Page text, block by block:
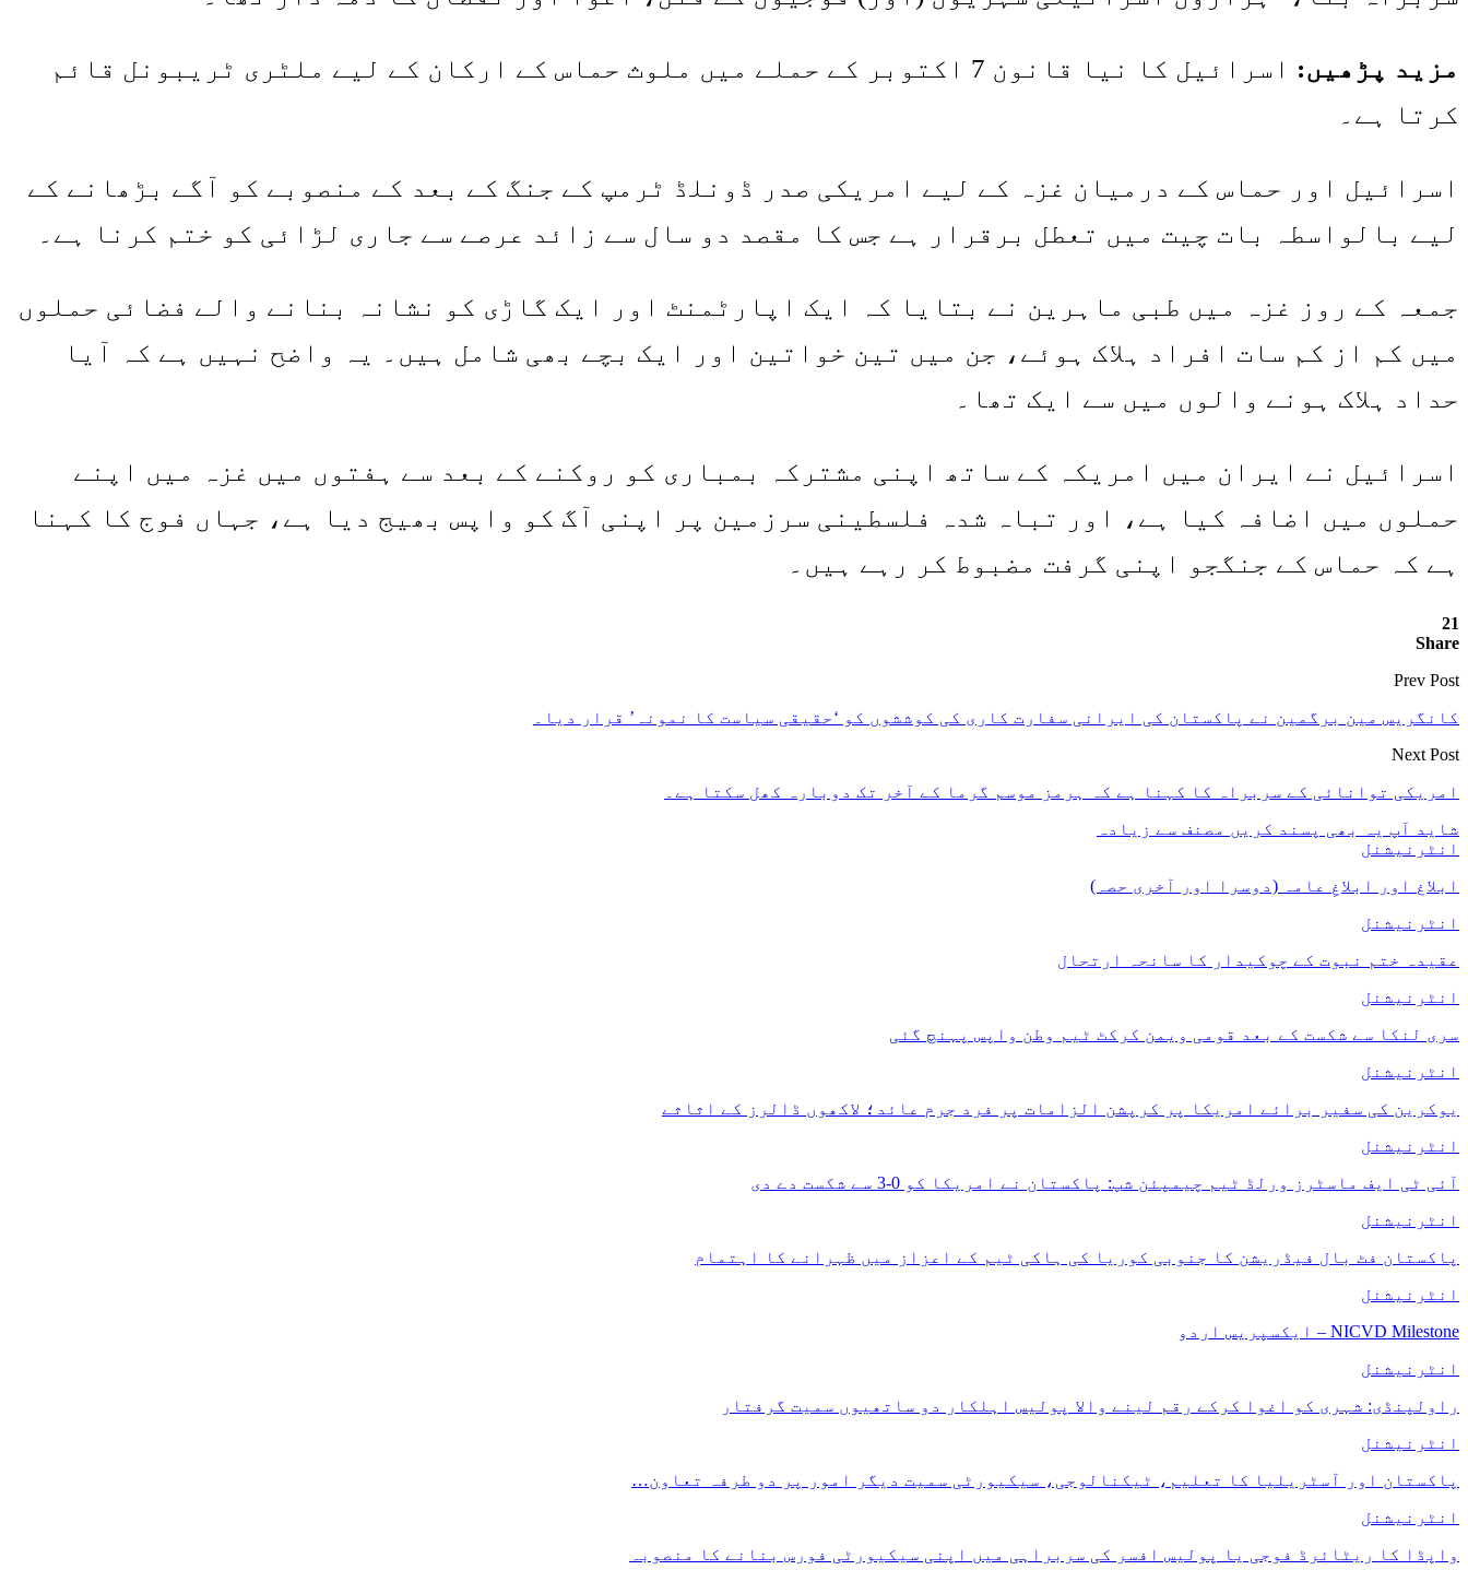
مزید پڑھیں:
اسرائیل کا نیا قانون 7 اکتوبر کے حملے میں ملوث حماس کے ارکان کے لیے ملٹری ٹریبونل قائم
کرتا ہے۔
اسرائیل اور حماس کے درمیان غزہ کے لیے امریکی صدر ڈونلڈ ٹرمپ کے جنگ کے بعد کے منصوبے کو آگے بڑھانے کے
لیے بالواسطہ بات چیت میں تعطل برقرار ہے جس کا مقصد دو سال سے زائد عرصے سے جاری لڑائی کو ختم کرنا ہے۔
جمعہ کے روز غزہ میں طبی ماہرین نے بتایا کہ ایک اپارٹمنٹ اور ایک گاڑی کو نشانہ بنانے والے فضائی حملوں
میں کم از کم سات افراد ہلاک ہوئے، جن میں تین خواتین اور ایک بچے بھی شامل ہیں۔ یہ واضح نہیں ہے کہ آیا
حداد ہلاک ہونے والوں میں سے ایک تھا۔
اسرائیل نے ایران میں امریکہ کے ساتھ اپنی مشترکہ بمباری کو روکنے کے بعد سے ہفتوں میں غزہ میں اپنے
حملوں میں اضافہ کیا ہے، اور تباہ شدہ فلسطینی سرزمین پر اپنی آگ کو واپس بھیج دیا ہے، جہاں فوج کا کہنا
ہے کہ حماس کے جنگجو اپنی گرفت مضبوط کر رہے ہیں۔
21
Share
Prev Post
کانگریس مین برگمین نے پاکستان کی ایرانی سفارت کاری کی کوششوں کو ‘حقیقی سیاست کا نمونہ’ قرار دیا۔
Next Post
امریکی توانائی کے سربراہ کا کہنا ہے کہ ہرمز موسم گرما کے آخر تک دوبارہ کھل سکتا ہے۔
شاید آپ یہ بھی پسند کریں مصنف سے زیادہ
انٹرنیشنل
ابلاغ اور ابلاغِ عامہ (دوسرا اور آخری حصہ)
انٹرنیشنل
عقیدہ ختم نبوت کے چوکیدار کا سانحہ ارتحال
انٹرنیشنل
سری لنکا سے شکست کے بعد قومی ویمن کرکٹ ٹیم وطن واپس پہنچ گئی
انٹرنیشنل
یوکرین کی سفیر برائے امریکا پر کرپشن الزامات پر فرد جرم عائد؛ لاکھوں ڈالرز کے اثاثے
انٹرنیشنل
آئی ٹی ایف ماسٹرز ورلڈ ٹیم چیمپئن شپ: پاکستان نے امریکا کو 0-3 سے شکست دے دی
انٹرنیشنل
پاکستان فٹ بال فیڈریشن کا جنوبی کوریا کی ہاکی ٹیم کے اعزاز میں ظہرانے کا اہتمام
انٹرنیشنل
NICVD Milestone – ایکسپریس اردو
انٹرنیشنل
راولپنڈی: شہری کو اغوا کرکے رقم لینے والا پولیس اہلکار دو ساتھیوں سمیت گرفتار
انٹرنیشنل
پاکستان اور آسٹریلیا کا تعلیم، ٹیکنالوجی، سیکیورٹی سمیت دیگر امور پر دو طرفہ تعاون…
انٹرنیشنل
واپڈا کا ریٹائرڈ فوجی یا پولیس افسر کی سربراہی میں اپنی سیکیورٹی فورس بنانے کا منصوبہ